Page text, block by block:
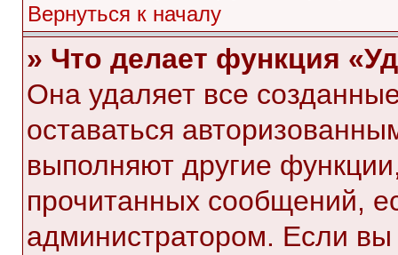
Вернуться к началу
» Что делает функция
Она удаляет все
оставаться
выполняют другие
прочитанных сообщений,
администратором. Если